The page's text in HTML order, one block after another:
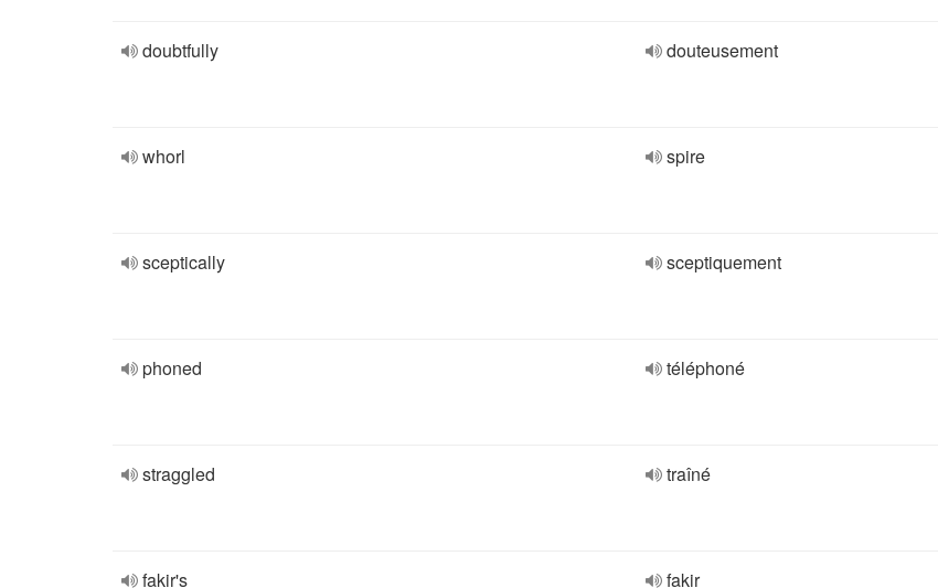
doubtfully douteusement
whorl spire
sceptically sceptiquement
phoned téléphoné
straggled traîné
fakir's fakir